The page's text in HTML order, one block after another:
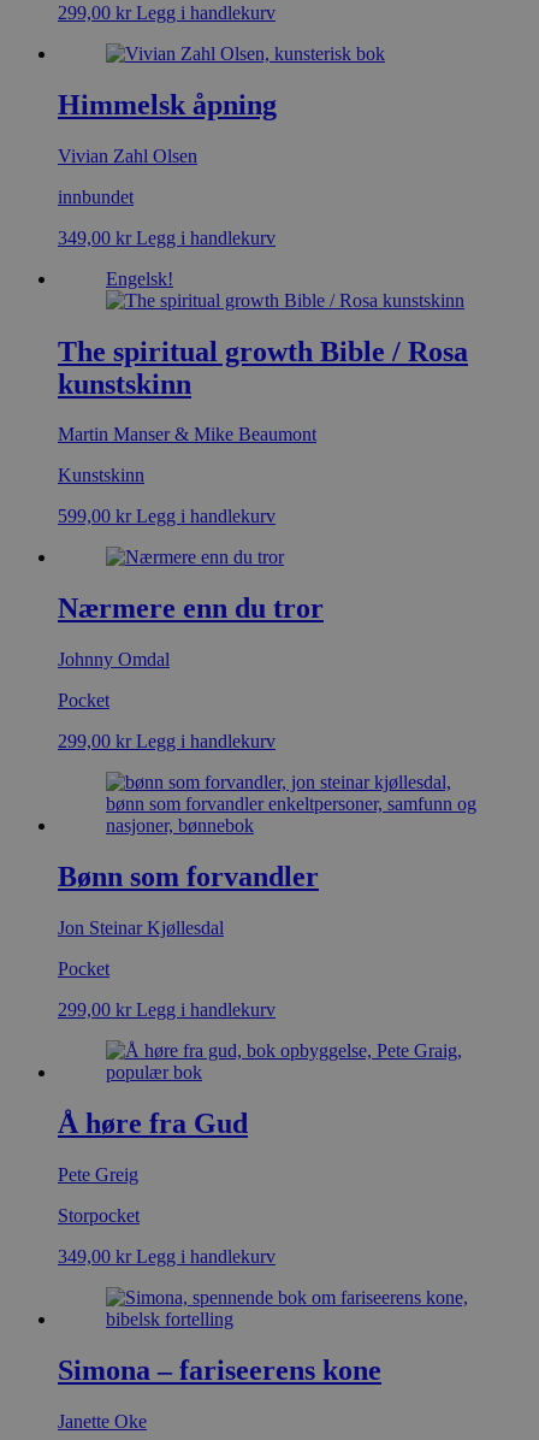
299,00 kr Legg i handlekurv
Himmelsk åpning
Vivian Zahl Olsen
innbundet
349,00 kr Legg i handlekurv
Engelsk!
The spiritual growth Bible / Rosa
kunstskinn
Martin Manser & Mike Beaumont
Kunstskinn
599,00 kr Legg i handlekurv
Nærmere enn du tror
Johnny Omdal
Pocket
299,00 kr Legg i handlekurv
Bønn som forvandler
Jon Steinar Kjøllesdal
Pocket
299,00 kr Legg i handlekurv
Å høre fra Gud
Pete Greig
Storpocket
349,00 kr Legg i handlekurv
Simona – fariseerens kone
Janette Oke